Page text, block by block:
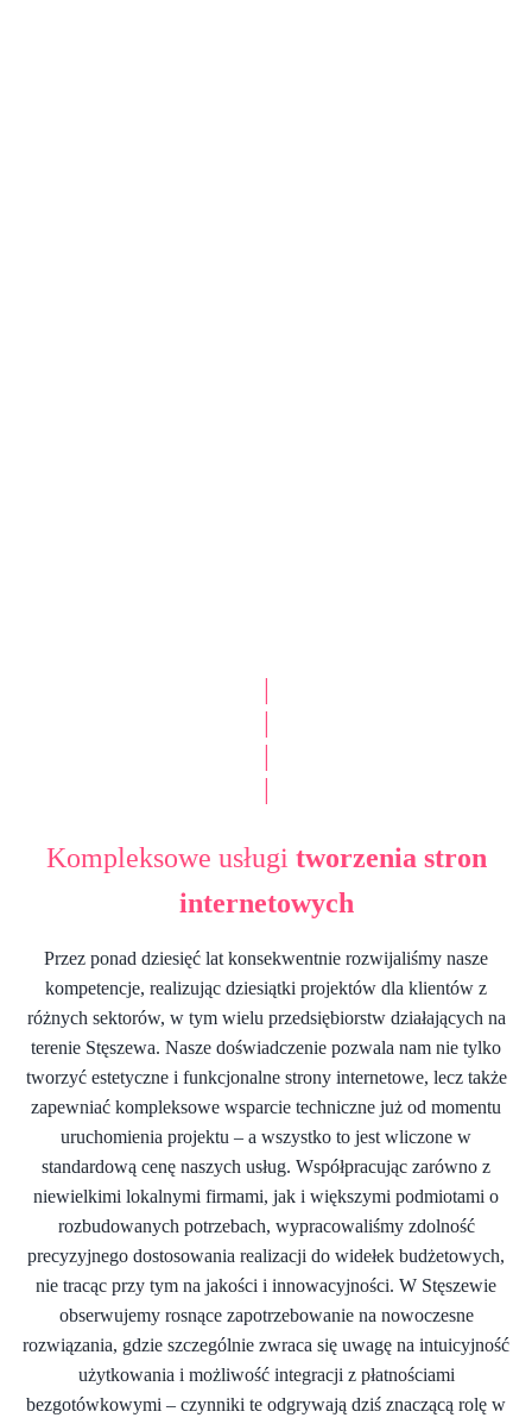
Kompleksowe usługi tworzenia stron
internetowych
Przez ponad dziesięć lat konsekwentnie rozwijaliśmy nasze
kompetencje, realizując dziesiątki projektów dla klientów z
różnych sektorów, w tym wielu przedsiębiorstw działających na
terenie Stęszewa. Nasze doświadczenie pozwala nam nie tylko
tworzyć estetyczne i funkcjonalne strony internetowe, lecz także
zapewniać kompleksowe wsparcie techniczne już od momentu
uruchomienia projektu – a wszystko to jest wliczone w
standardową cenę naszych usług. Współpracując zarówno z
niewielkimi lokalnymi firmami, jak i większymi podmiotami o
rozbudowanych potrzebach, wypracowaliśmy zdolność
precyzyjnego dostosowania realizacji do widełek budżetowych,
nie tracąc przy tym na jakości i innowacyjności. W Stęszewie
obserwujemy rosnące zapotrzebowanie na nowoczesne
rozwiązania, gdzie szczególnie zwraca się uwagę na intuicyjność
użytkowania i możliwość integracji z płatnościami
bezgotówkowymi – czynniki te odgrywają dziś znaczącą rolę w